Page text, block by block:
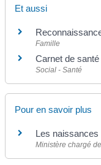
Et aussi
Famille
Carnet de
Social - Santé
Pour en savoir plus
Les naissances
Ministère chargé